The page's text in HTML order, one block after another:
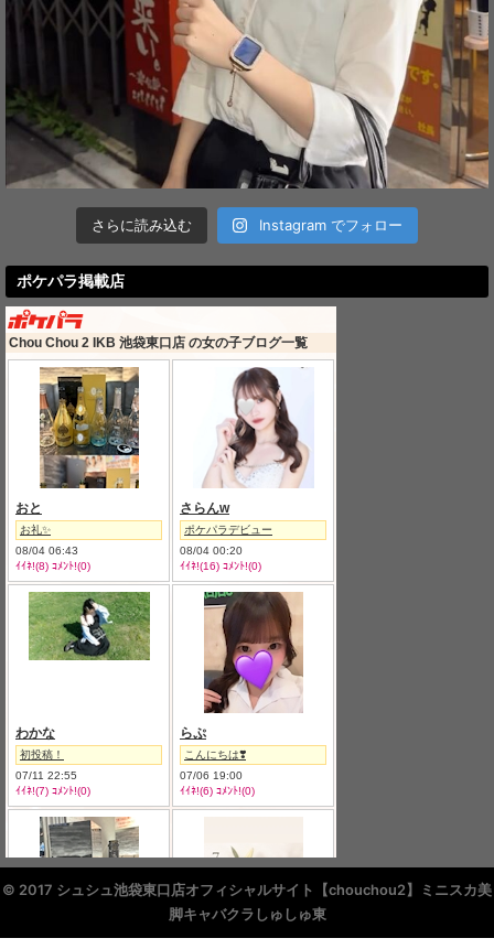
さらに読み込む Instagram でフォロー
ポケパラ掲載店
© 2017 シュシュ池袋東口店オフィシャルサイト【chouchou2】ミニスカ美
脚キャバクラしゅしゅ東